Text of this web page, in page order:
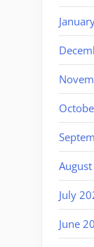
July
June